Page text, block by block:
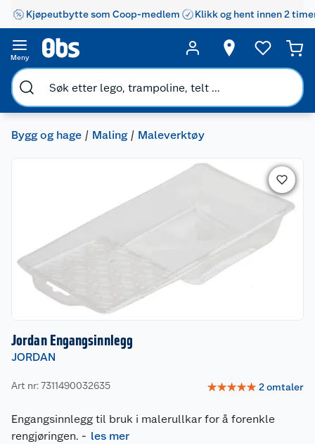
Kjøpeutbytte som Coop-medlem Klikk og hent innen 2
Meny
Bygg og hage Maling Maleverktøy
Jordan Engangsinnlegg
JORDAN
Art nr: 7311490032635 ☆☆☆☆☆ 2omtaler
Engangsinnlegg til bruk i malerullkar for å forenkle
rengjøringen. - les mer